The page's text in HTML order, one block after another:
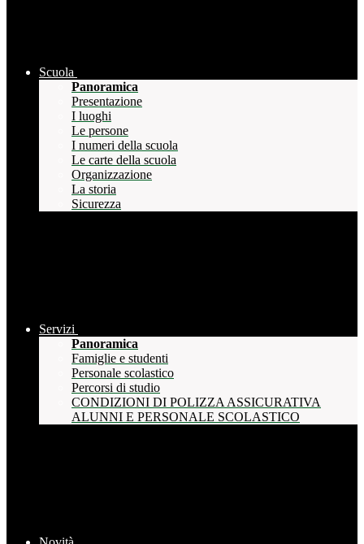
Scuola
Panoramica
Presentazione
I luoghi
Le persone
I numeri della scuola
Le carte della scuola
Organizzazione
La storia
Sicurezza
Servizi
Panoramica
Famiglie e studenti
Personale scolastico
Percorsi di studio
CONDIZIONI DI POLIZZA ASSICURATIVA
ALUNNI E PERSONALE SCOLASTICO